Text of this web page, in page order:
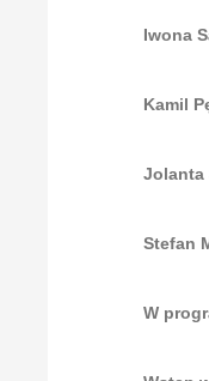
Iwona
Kamil
Jolanta
Stefan
W